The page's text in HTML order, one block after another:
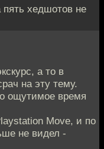
пять хедшотов не
а то в
на эту тему.
ощутимое время
Move, и по
не видел -